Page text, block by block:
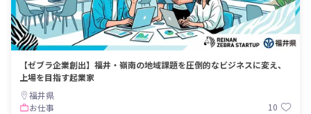
【ゼブラ企業創出】福井・嶺南の地域課題を圧倒的なビジネスに変え、
上場を目指す起業家
福井県
お仕事
10